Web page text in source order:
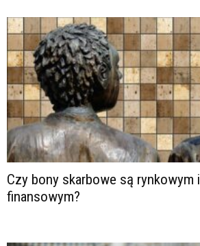
Czy bony skarbowe są rynkowym
finansowym?